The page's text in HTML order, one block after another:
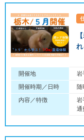
開催地
岩
開催時期／日時
随
内容／特徴
岩
通